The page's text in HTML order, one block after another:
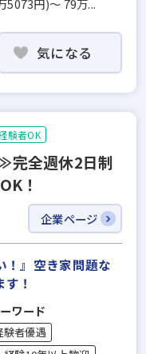
5073円)～ 79万...
気になる
験者OK
完全週休2日制
！
企業ページ
！』空き家問題な
！
ワード
験者優遇